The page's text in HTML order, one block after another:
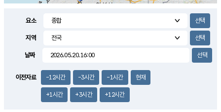
요소
지역
날짜
이전자료 -12시간 -3시간 -1시간 현재
+1시간 +3시간 +12시간